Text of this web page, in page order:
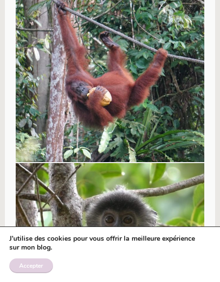
J'utilise des cookies pour vous offrir la meilleure expérience
sur mon blog.
Accepter